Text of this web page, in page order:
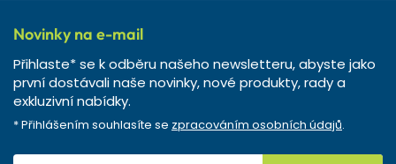
Novinky na e-mail
Přihlaste* se k odběru našeho newsletteru, abyste jako
první dostávali naše novinky, nové produkty, rady a
exkluzivní nabídky.
* Přihlášením souhlasíte se zpracováním osobních údajů.